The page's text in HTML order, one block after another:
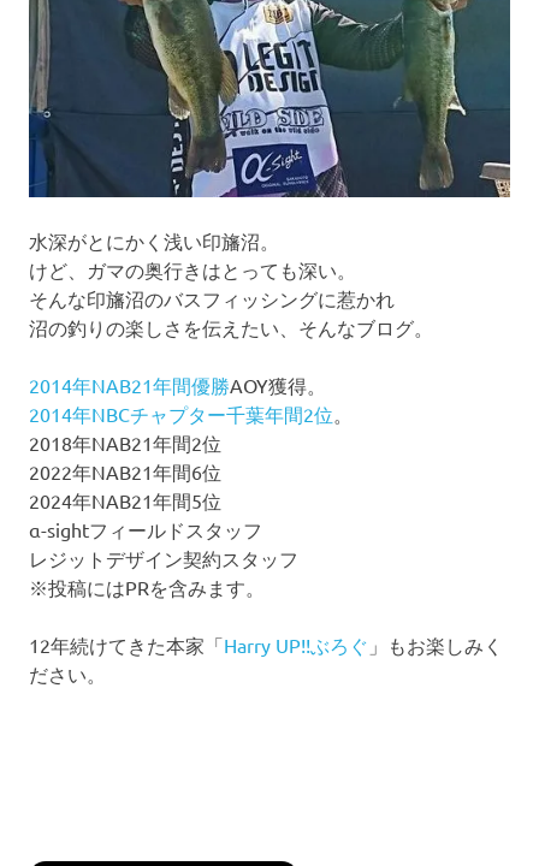
ン
水深がとにかく浅い印旛沼。
けど、ガマの奥行きはとっても深い。
そんな印旛沼のバスフィッシングに惹かれ
沼の釣りの楽しさを伝えたい、そんなブログ。
2014年NAB21年間優勝AOY獲得。
2014年NBCチャプター千葉年間2位。
2018年NAB21年間2位
2022年NAB21年間6位
2024年NAB21年間5位
α-sightフィールドスタッフ
レジットデザイン契約スタッフ
※投稿にはPRを含みます。
12年続けてきた本家「Harry UP!!ぶろぐ 」もお楽しみく
ださい。